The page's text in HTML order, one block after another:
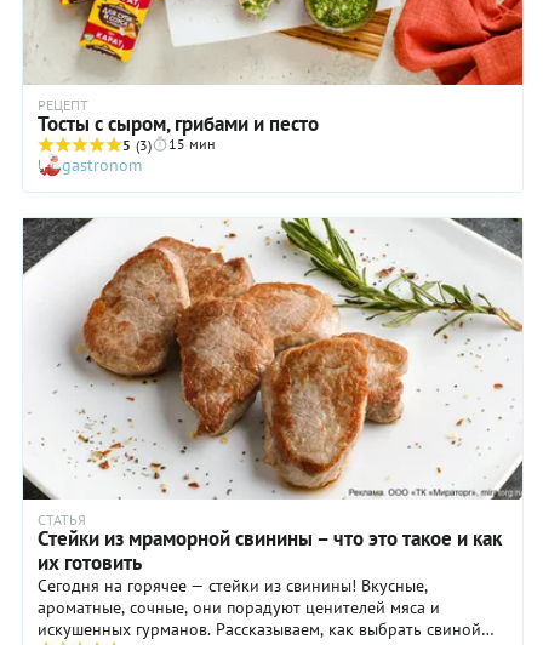
РЕЦЕПТ
Тосты с сыром, грибами и песто
5 (3) 15 мин
gastronom
СТАТЬЯ
Стейки из мраморной свинины – что это такое и как
их готовить
Сегодня на горячее — стейки из свинины! Вкусные,
ароматные, сочные, они порадуют ценителей мяса и
искушенных гурманов. Рассказываем, как выбрать свиной